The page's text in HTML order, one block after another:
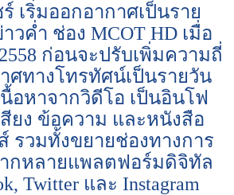
เริ่มออกอากาศเป็นราย
วค่ำ ช่อง MCOT HD เมื่อ
ก่อนจะปรับเพิ่มความถี่
ศทางโทรทัศน์เป็นรายวัน
อหาจากวิดีโอ เป็นอินโฟ
ยง ข้อความ และหนังสือ
รวมทั้งขยายช่องทางการ
กหลายแพลตฟอร์มดิจิทัล
Twitter และ Instagram